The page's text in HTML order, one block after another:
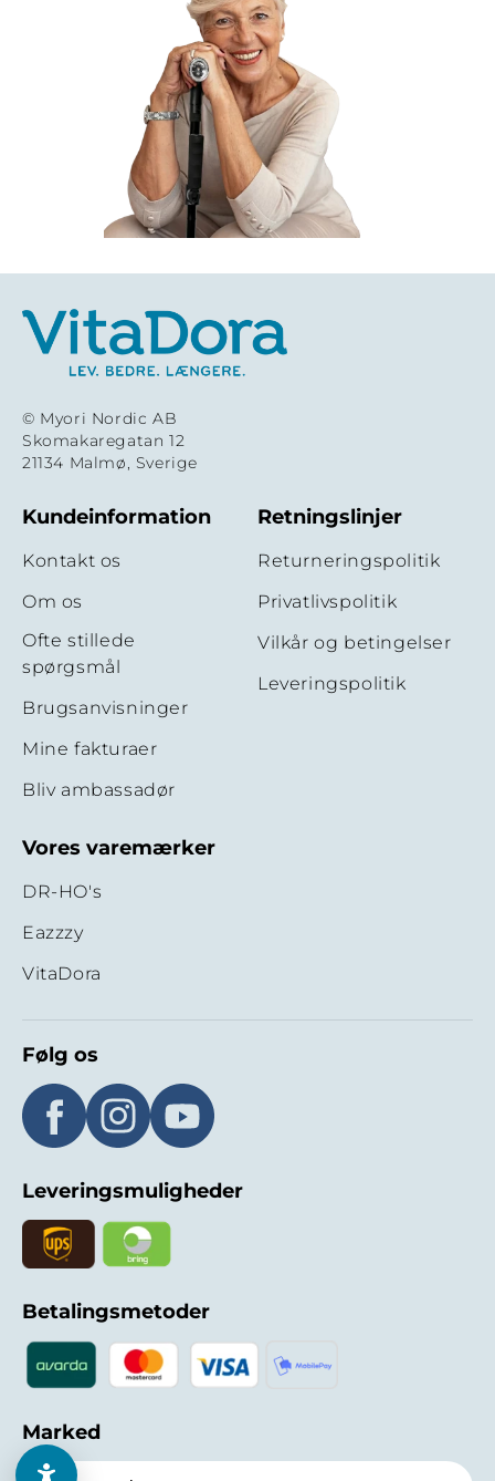
© Myori Nordic AB
Skomakaregatan 12
21134 Malmø, Sverige
Kundeinformation
Kontakt os
Om os
Ofte stillede
spørgsmål
Brugsanvisninger
Mine fakturaer
Bliv ambassadør
Retningslinjer
Returneringspolitik
Privatlivspolitik
Vilkår og betingelser
Leveringspolitik
Vores varemærker
DR-HO's
Eazzzy
VitaDora
Følg os
Leveringsmuligheder
Betalingsmetoder
Marked